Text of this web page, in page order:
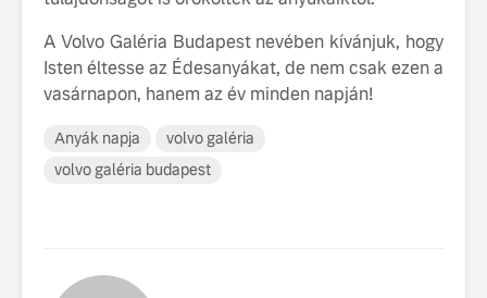
A Volvo Galéria Budapest nevében kívánjuk, hogy
Isten éltesse az Édesanyákat, de nem csak ezen a
vasárnapon, hanem az év minden napján!
Anyák napja
volvo galéria
volvo galéria budapest